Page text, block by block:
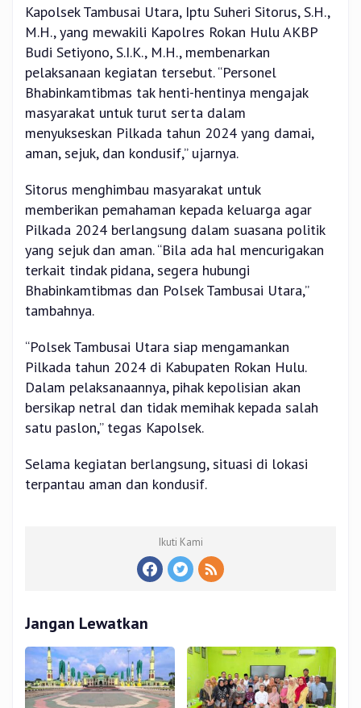
Kapolsek Tambusai Utara, Iptu Suheri Sitorus, S.H.,
M.H., yang mewakili Kapolres Rokan Hulu AKBP
Budi Setiyono, S.I.K., M.H., membenarkan
pelaksanaan kegiatan tersebut. “Personel
Bhabinkamtibmas tak henti-hentinya mengajak
masyarakat untuk turut serta dalam
menyukseskan Pilkada tahun 2024 yang damai,
aman, sejuk, dan kondusif,” ujarnya.
Sitorus menghimbau masyarakat untuk
memberikan pemahaman kepada keluarga agar
Pilkada 2024 berlangsung dalam suasana politik
yang sejuk dan aman. “Bila ada hal mencurigakan
terkait tindak pidana, segera hubungi
Bhabinkamtibmas dan Polsek Tambusai Utara,”
tambahnya.
“Polsek Tambusai Utara siap mengamankan
Pilkada tahun 2024 di Kabupaten Rokan Hulu.
Dalam pelaksanaannya, pihak kepolisian akan
bersikap netral dan tidak memihak kepada salah
satu paslon,” tegas Kapolsek.
Selama kegiatan berlangsung, situasi di lokasi
terpantau aman dan kondusif.
Ikuti Kami
Jangan Lewatkan